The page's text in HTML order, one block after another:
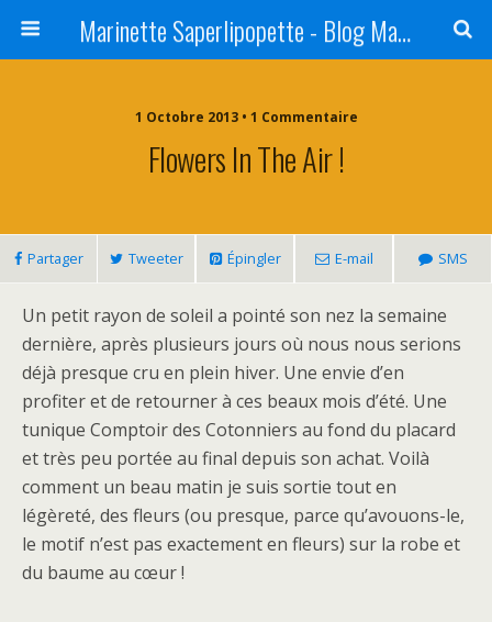
Marinette Saperlipopette - Blog Maman Angers Lifestyle - Ex Expat Montréal
1 Octobre 2013 • 1 Commentaire
Flowers In The Air !
Partager Tweeter Épingler E-mail SMS
Un petit rayon de soleil a pointé son nez la semaine
dernière, après plusieurs jours où nous nous serions
déjà presque cru en plein hiver. Une envie d’en
profiter et de retourner à ces beaux mois d’été. Une
tunique Comptoir des Cotonniers au fond du placard
et très peu portée au final depuis son achat. Voilà
comment un beau matin je suis sortie tout en
légèreté, des fleurs (ou presque, parce qu’avouons-le,
le motif n’est pas exactement en fleurs) sur la robe et
du baume au cœur !